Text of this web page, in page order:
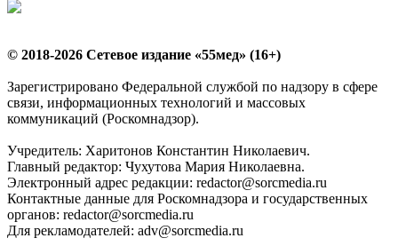
© 2018-2026 Сетевое издание «55мед» (16+)
Зарегистрировано Федеральной службой по надзору в сфере
связи, информационных технологий и массовых
коммуникаций (Роскомнадзор).
Учредитель: Харитонов Константин Николаевич.
Главный редактор: Чухутова Мария Николаевна.
Электронный адрес редакции: redactor@sorcmedia.ru
Контактные данные для Роскомнадзора и государственных
органов: redactor@sorcmedia.ru
Для рекламодателей: adv@sorcmedia.ru